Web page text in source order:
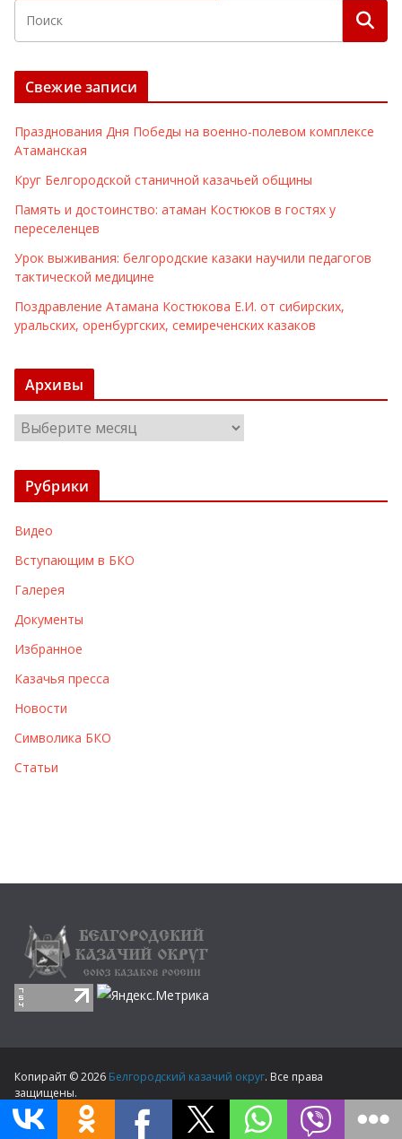
Свежие записи
Празднования Дня Победы на военно-полевом комплексе
Атаманская
Круг Белгородской станичной казачьей общины
Память и достоинство: атаман Костюков в гостях у
переселенцев
Урок выживания: белгородские казаки научили педагогов
тактической медицине
Поздравление Атамана Костюкова Е.И. от сибирских,
уральских, оренбургских, семиреченских казаков
Архивы
х
ы
Рубрики
Видео
Вступающим в БКО
Галерея
Документы
Избранное
Казачья пресса
Новости
Символика БКО
Статьи
Копирайт © 2026 Белгородский казачий округ. Все права
защищены.
Тема ColorMag от ThemeGrill. Создано на WordPress